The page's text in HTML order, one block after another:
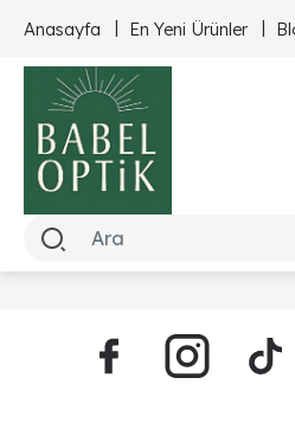
Anasayfa En Yeni Ürünler